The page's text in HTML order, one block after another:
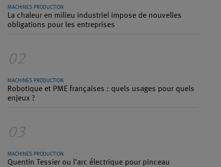
MACHINES PRODUCTION
La chaleur en milieu industriel impose de nouvelles
obligations pour les entreprises
02
MACHINES PRODUCTION
Robotique et PME françaises : quels usages pour quels
enjeux ?
03
MACHINES PRODUCTION
Quentin Tessier ou l’arc électrique pour pinceau